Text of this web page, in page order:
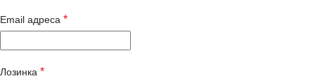
Email адреса *
Лозинка *